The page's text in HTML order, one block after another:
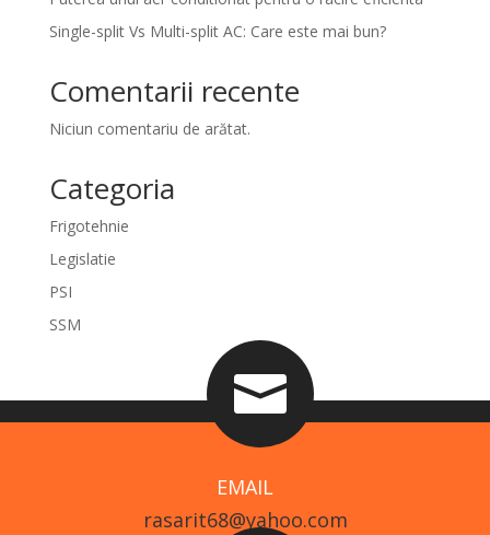
Single-split Vs Multi-split AC: Care este mai bun?
Comentarii recente
Niciun comentariu de arătat.
Categoria
Frigotehnie
Legislatie
PSI
SSM

EMAIL
rasarit68@yahoo.com